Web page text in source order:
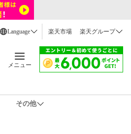
Language 楽天市場 楽天グループ
メニュー
その他